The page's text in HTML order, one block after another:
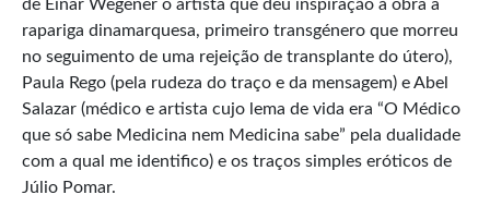
de Einar Wegener o artista que deu inspiração à obra a
rapariga dinamarquesa, primeiro transgénero que morreu
no seguimento de uma rejeição de transplante do útero),
Paula Rego (pela rudeza do traço e da mensagem) e Abel
Salazar (médico e artista cujo lema de vida era “O Médico
que só sabe Medicina nem Medicina sabe” pela dualidade
com a qual me identifico) e os traços simples eróticos de
Júlio Pomar.